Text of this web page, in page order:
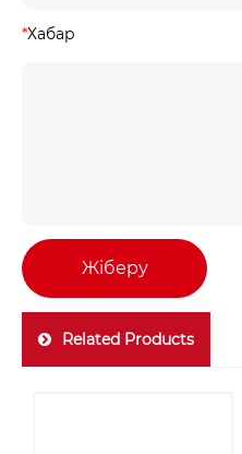
*Хабар
Жіберу
Related Products